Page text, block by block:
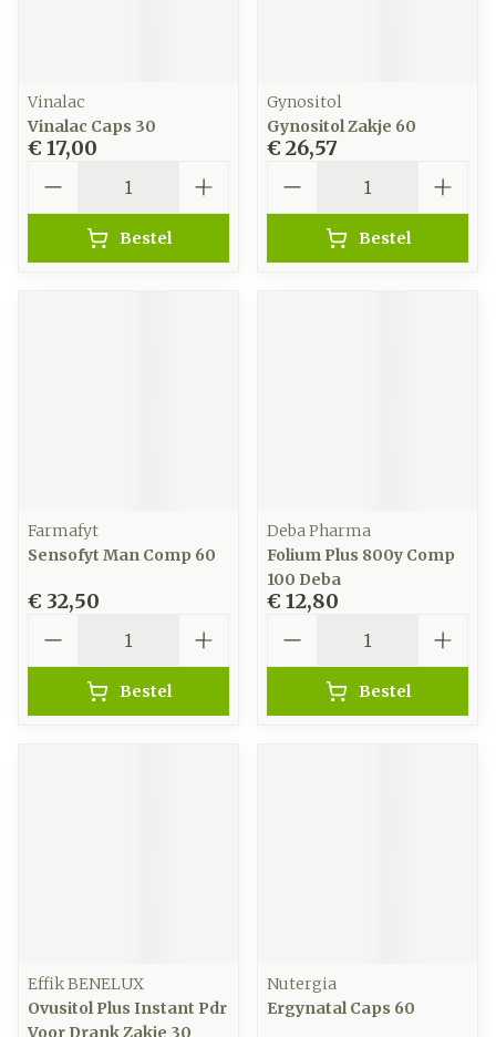
Vinalac
Vinalac Caps 30
€ 17,00
Bestel
Gynositol
Gynositol Zakje 60
€ 26,57
Bestel
Farmafyt
Sensofyt Man Comp 60
€ 32,50
Bestel
Deba Pharma
Folium Plus 800y Comp
100 Deba
€ 12,80
Bestel
Effik BENELUX
Ovusitol Plus Instant Pdr
Voor Drank Zakje 30
Nutergia
Ergynatal Caps 60